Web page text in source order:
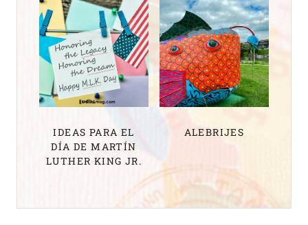
IDEAS PARA EL
DÍA DE MARTÍN
LUTHER KING JR.
ALEBRIJES